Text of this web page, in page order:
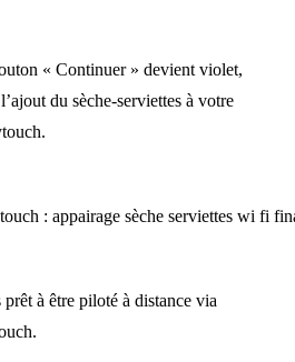
« Continuer » devient violet,
du sèche-serviettes à votre
à être piloté à distance via